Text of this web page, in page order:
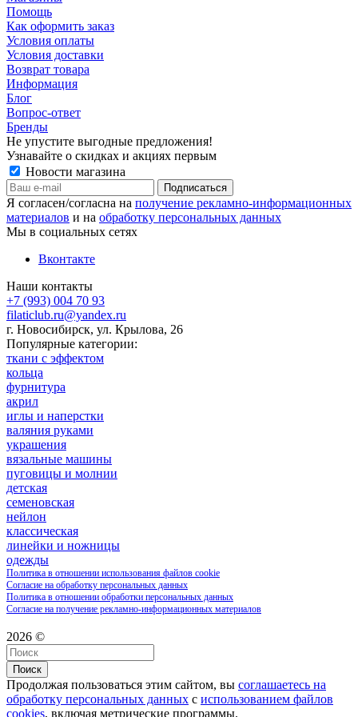
Помощь
Как оформить заказ
Условия оплаты
Условия доставки
Возврат товара
Информация
Блог
Вопрос-ответ
Бренды
Не упустите выгодные предложения!
Узнавайте о скидках и акциях первым
Новости магазина
Я согласен/согласна на получение рекламно-информационных
материалов и на обработку персональных данных
Мы в социальных сетях
Вконтакте
Наши контакты
+7 (993) 004 70 93
filaticlub.ru@yandex.ru
г. Новосибирск, ул. Крылова, 26
Популярные категории:
ткани с эффектом
кольца
фурнитура
акрил
иглы и наперстки
валяния руками
украшения
вязальные машины
пуговицы и молнии
детская
семеновская
нейлон
классическая
линейки и ножницы
одежды
Политика в отношении использования файлов cookie
Согласие на обработку персональных данных
Политика в отношении обработки персональных данных
Согласие на получение рекламно-информационных материалов
2026 ©
Поиск
Продолжая пользоваться этим сайтом, вы соглашаетесь на
обработку персональных данных с использованием файлов
cookies, включая метрические программы.